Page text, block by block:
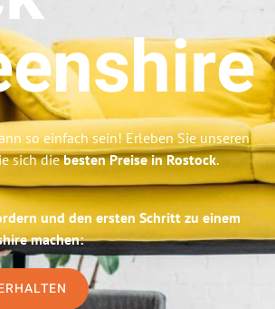
so einfach sein! Erleben Sie unseren
sich diebesten Preise in Rostock.
und den ersten Schritt zu einem
machen: